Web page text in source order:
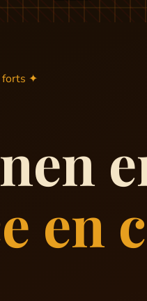
forts ✦
en